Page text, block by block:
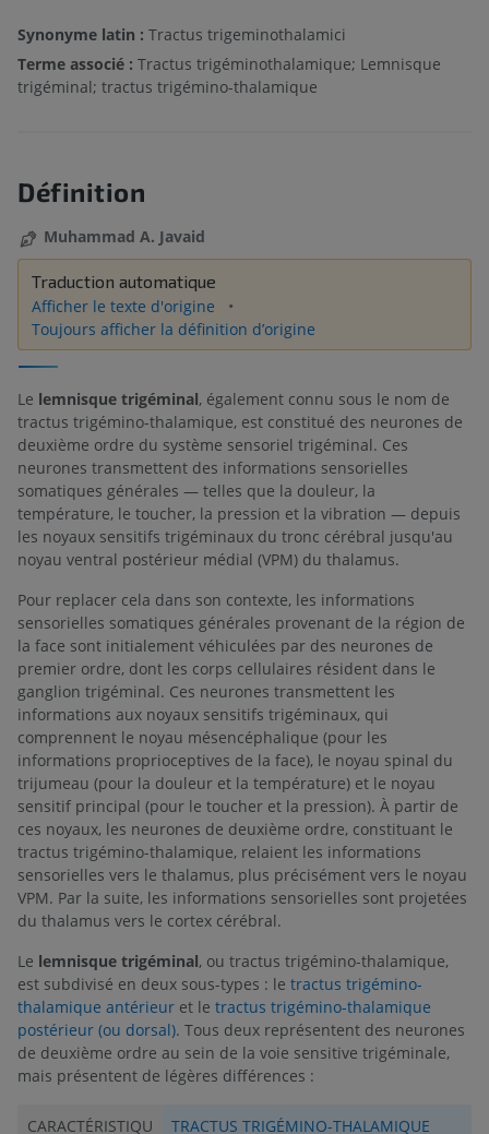
Synonyme latin : Tractus trigeminothalamici
Terme associé : Tractus trigéminothalamique; Lemnisque
trigéminal; tractus trigémino-thalamique
Définition
Muhammad A. Javaid
Traduction automatique
Afficher le texte d'origine
Toujours afficher la définition d’origine
Le lemnisque trigéminal, également connu sous le nom de
tractus trigémino-thalamique, est constitué des neurones de
deuxième ordre du système sensoriel trigéminal. Ces
neurones transmettent des informations sensorielles
somatiques générales — telles que la douleur, la
température, le toucher, la pression et la vibration — depuis
les noyaux sensitifs trigéminaux du tronc cérébral jusqu'au
noyau ventral postérieur médial (VPM) du thalamus.
Pour replacer cela dans son contexte, les informations
sensorielles somatiques générales provenant de la région de
la face sont initialement véhiculées par des neurones de
premier ordre, dont les corps cellulaires résident dans le
ganglion trigéminal. Ces neurones transmettent les
informations aux noyaux sensitifs trigéminaux, qui
comprennent le noyau mésencéphalique (pour les
informations proprioceptives de la face), le noyau spinal du
trijumeau (pour la douleur et la température) et le noyau
sensitif principal (pour le toucher et la pression). À partir de
ces noyaux, les neurones de deuxième ordre, constituant le
tractus trigémino-thalamique, relaient les informations
sensorielles vers le thalamus, plus précisément vers le noyau
VPM. Par la suite, les informations sensorielles sont projetées
du thalamus vers le cortex cérébral.
Le lemnisque trigéminal, ou tractus trigémino-thalamique,
est subdivisé en deux sous-types : le tractus trigémino-
thalamique antérieur et le tractus trigémino-thalamique
postérieur (ou dorsal). Tous deux représentent des neurones
de deuxième ordre au sein de la voie sensitive trigéminale,
mais présentent de légères différences :
CARACTÉRISTIQU
TRACTUS TRIGÉMINO-THALAMIQUE